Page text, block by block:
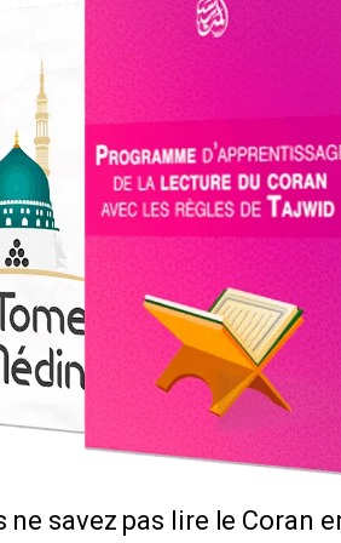
ne savez pas lire le Coran